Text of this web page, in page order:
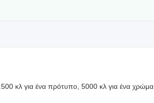
500 κλ για ένα πρότυπο, 5000 κλ για ένα χρώμα